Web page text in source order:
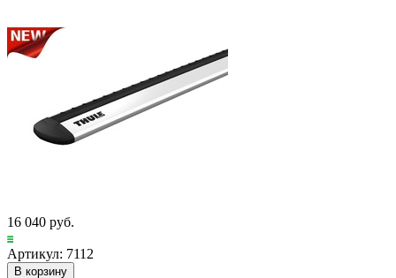
16 040 руб.
Артикул: 7112
В корзину